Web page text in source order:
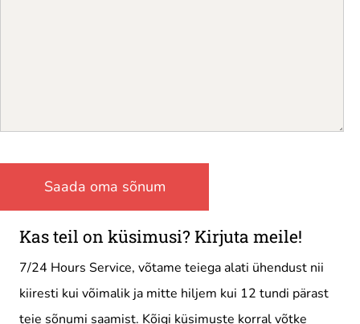
Kas teil on küsimusi? Kirjuta meile!
7/24 Hours Service, võtame teiega alati ühendust nii
kiiresti kui võimalik ja mitte hiljem kui 12 tundi pärast
teie sõnumi saamist. Kõigi küsimuste korral võtke